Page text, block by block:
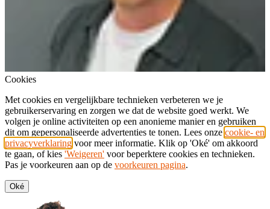
Cookies
Met cookies en vergelijkbare technieken verbeteren we je
gebruikerservaring en zorgen we dat de website goed werkt. We
volgen je online activiteiten op een anonieme manier en gebruiken
dit om gepersonaliseerde advertenties te tonen. Lees onze cookie- en
privacyverklaring voor meer informatie. Klik op 'Oké' om akkoord
te gaan, of kies 'Weigeren' voor beperktere cookies en technieken.
Pas je voorkeuren aan op de voorkeuren pagina.
Oké